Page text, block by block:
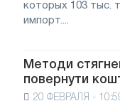
которых 103 тыс.
импорт....
Методи
повернути
20 ФЕВРАЛЯ -